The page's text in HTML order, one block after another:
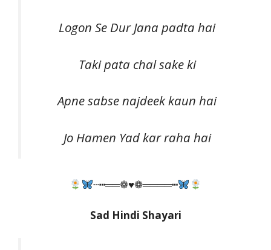
Logon Se Dur Jana padta hai
Taki pata chal sake ki
Apne sabse najdeek kaun hai
Jo Hamen Yad kar raha hai
┄┅══❁♥❁════┅
Sad Hindi Shayari